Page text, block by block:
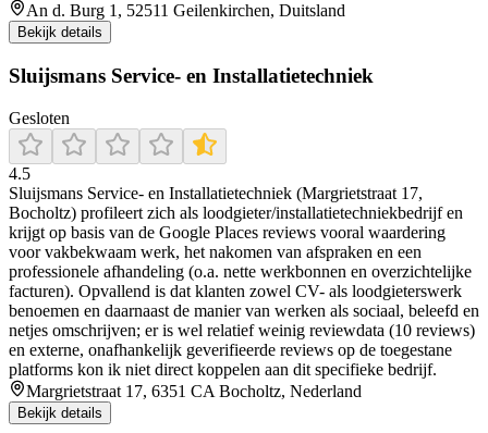
An d. Burg 1, 52511 Geilenkirchen, Duitsland
Bekijk details
Sluijsmans Service- en Installatietechniek
Gesloten
4.5
Sluijsmans Service- en Installatietechniek (Margrietstraat 17,
Bocholtz) profileert zich als loodgieter/installatietechniekbedrijf en
krijgt op basis van de Google Places reviews vooral waardering
voor vakbekwaam werk, het nakomen van afspraken en een
professionele afhandeling (o.a. nette werkbonnen en overzichtelijke
facturen). Opvallend is dat klanten zowel CV- als loodgieterswerk
benoemen en daarnaast de manier van werken als sociaal, beleefd en
netjes omschrijven; er is wel relatief weinig reviewdata (10 reviews)
en externe, onafhankelijk geverifieerde reviews op de toegestane
platforms kon ik niet direct koppelen aan dit specifieke bedrijf.
Margrietstraat 17, 6351 CA Bocholtz, Nederland
Bekijk details